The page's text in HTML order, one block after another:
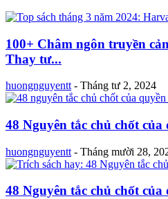
100+ Châm ngôn truyền
Thay tư...
huongnguyentt - Tháng tư 2, 2024
48 Nguyên tắc chủ chốt
huongnguyentt - Tháng mười 28,
48 Nguyên tắc chủ chốt